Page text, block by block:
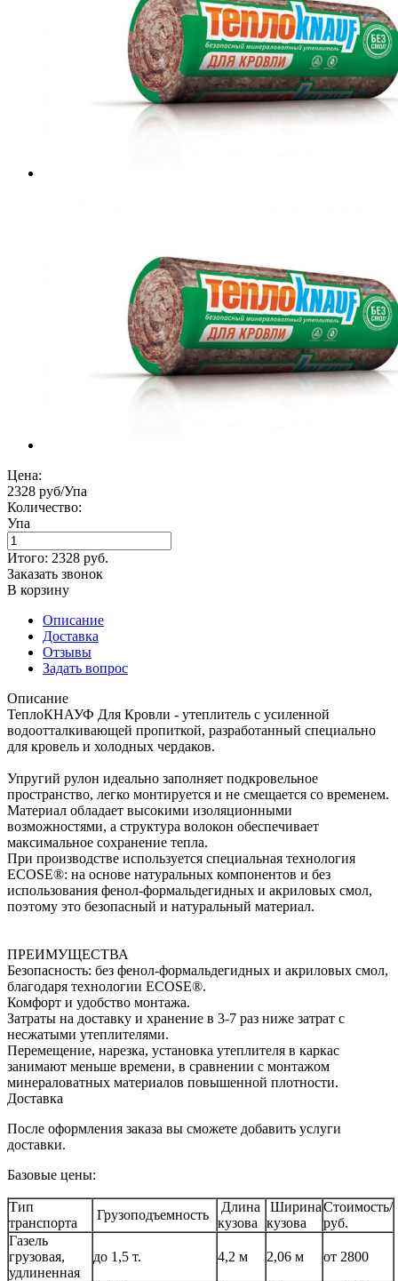
Цена:
2328 руб/Упа
Количество:
Упа
Итого: 2328 руб.
Заказать звонок
В корзину
Описание
Доставка
Отзывы
Задать вопрос
Описание
ТеплоКНАУФ Для Кровли - утеплитель с усиленной
водоотталкивающей пропиткой, разработанный специально
для кровель и холодных чердаков.
Упругий рулон идеально заполняет подкровельное
пространство, легко монтируется и не смещается со временем.
Материал обладает высокими изоляционными
возможностями, а структура волокон обеспечивает
максимальное сохранение тепла.
При производстве используется специальная технология
ECOSE®: на основе натуральных компонентов и без
использования фенол-формальдегидных и акриловых смол,
поэтому это безопасный и натуральный материал.
ПРЕИМУЩЕСТВА
Безопасность: без фенол-формальдегидных и акриловых смол,
благодаря технологии ECOSE®.
Комфорт и удобство монтажа.
Затраты на доставку и хранение в 3-7 раз ниже затрат с
несжатыми утеплителями.
Перемещение, нарезка, установка утеплителя в каркас
занимают меньше времени, в сравнении с монтажом
минераловатных материалов повышенной плотности.
Доставка
После оформления заказа вы сможете добавить услуги
доставки.
Базовые цены:
Тип
транспорта
Грузоподъемность
Длина
кузова
Ширина
кузова
Стоимость/
руб.
Газель
грузовая,
удлиненная
до 1,5 т. 4,2 м 2,06 м от 2800